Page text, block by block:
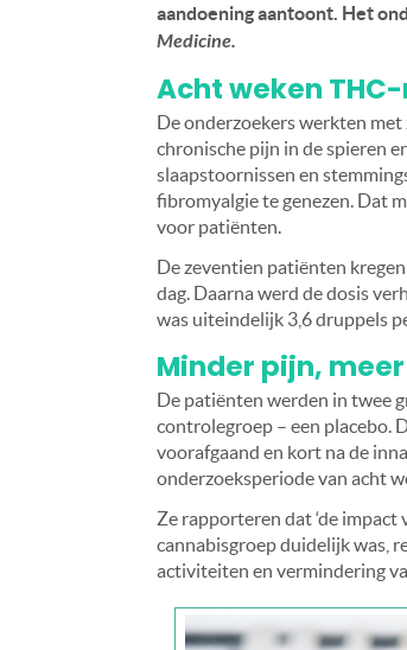
aandoening aantoont. Het
Medicine.
Acht weken
De onderzoekers werkten
chronische pijn in de spieren
slaapstoornissen en
fibromyalgie te genezen. Dat
voor patiënten.
De zeventien patiënten
dag. Daarna werd de dosis
was uiteindelijk 3,6 druppels
Minder pijn,
De patiënten werden in twee
controlegroep – een placebo.
voorafgaand en kort na de
onderzoeksperiode van acht
Ze rapporteren dat ‘de
cannabisgroep duidelijk was,
activiteiten en vermindering